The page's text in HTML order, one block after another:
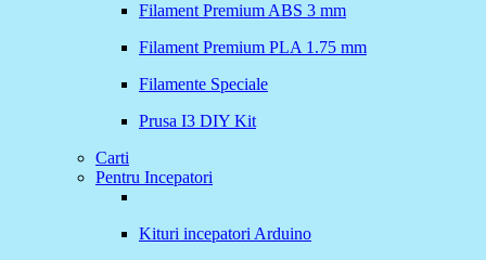
Filament Premium ABS 3 mm
Filament Premium PLA 1.75 mm
Filamente Speciale
Prusa I3 DIY Kit
Carti
Pentru Incepatori
Kituri incepatori Arduino